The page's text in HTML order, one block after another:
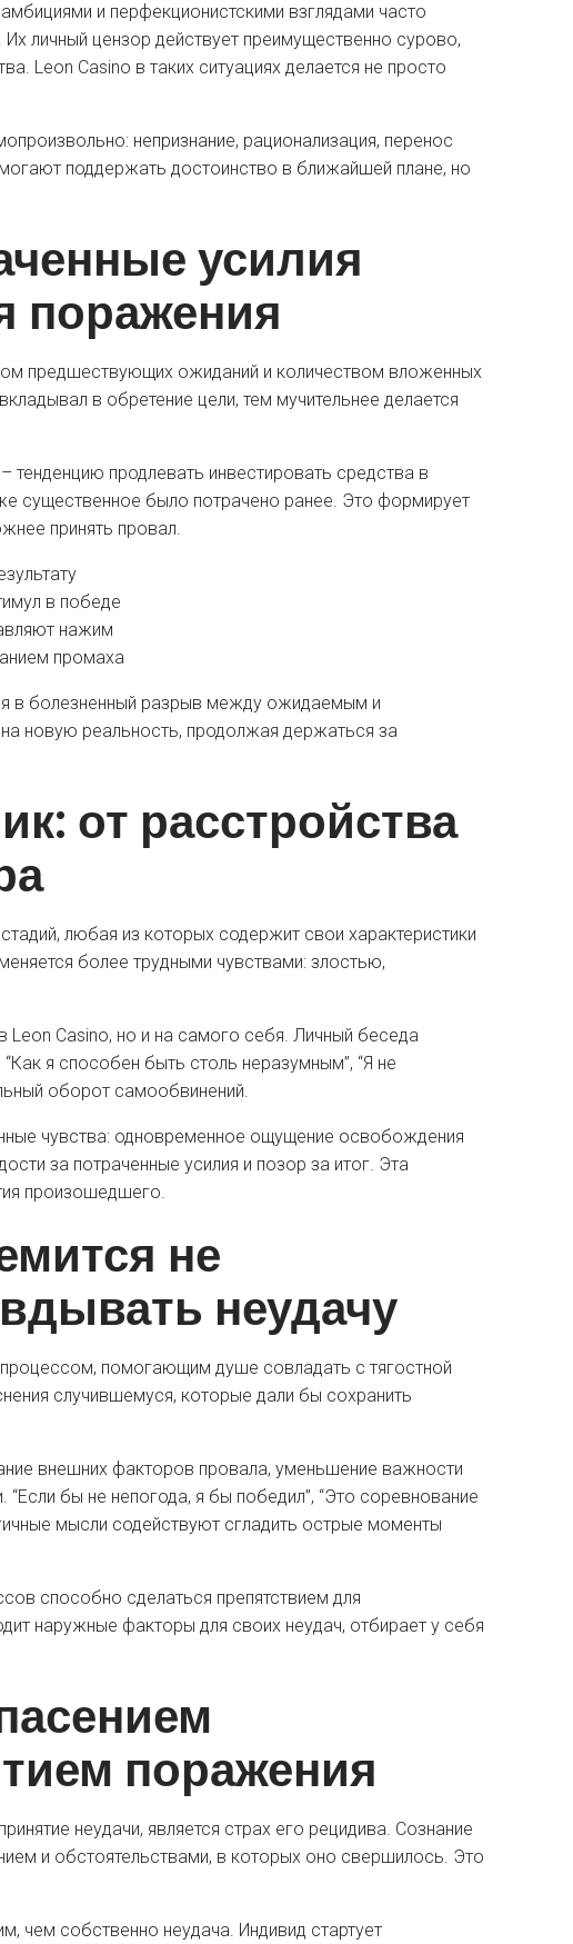
и перфекционистскими взглядами часто
личный цензор действует преимущественно сурово,
Leon Casino в таких ситуациях делается не просто
непризнание, рационализация, перенос
поддержать достоинство в ближайшей плане, но
усилия
поражения
предшествующих ожиданий и количеством вложенных
в обретение цели, тем мучительнее делается
продлевать инвестировать средства в
существенное было потрачено ранее. Это формирует
принять провал.
в победе
нажим
промаха
в болезненный разрыв между ожидаемым и
новую реальность, продолжая держаться за
от расстройства
любая из которых содержит свои характеристики
более трудными чувствами: злостью,
Leon Casino, но и на самого себя. Личный беседа
я способен быть столь неразумным”, “Я не
оборот самообвинений.
чувства: одновременное ощущение освобождения
за потраченные усилия и позор за итог. Эта
произошедшего.
не
неудачу
помогающим душе совладать с тягостной
случившемуся, которые дали бы сохранить
внешних факторов провала, уменьшение важности
бы не непогода, я бы победил”, “Это соревнование
мысли содействуют сгладить острые моменты
способно сделаться препятствием для
наружные факторы для своих неудач, отбирает у себя
поражения
неудачи, является страх его рецидива. Сознание
и обстоятельствами, в которых оно свершилось. Это
чем собственно неудача. Индивид стартует